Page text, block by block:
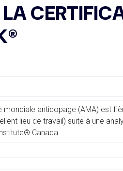
mondiale antidopage (AMA) est
lieu de travail) suite à une
Canada.